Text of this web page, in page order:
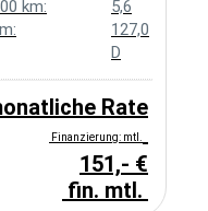
km:
5,6
127,0
D
Rate
Finanzierung: mtl.
151,- €
fin. mtl.